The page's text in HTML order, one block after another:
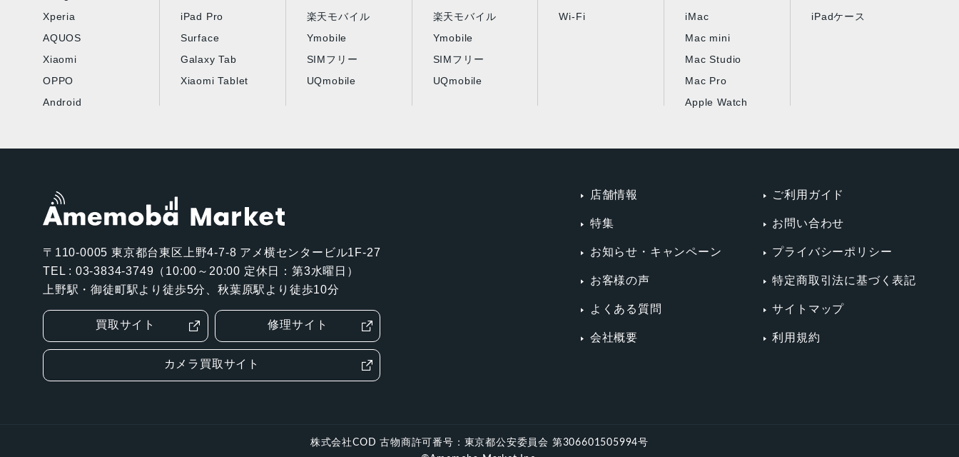
Xperia
AQUOS
Xiaomi
OPPO
Android
iPad Pro
Surface
Galaxy Tab
Xiaomi Tablet
楽天モバイル
Ymobile
SIMフリー
UQmobile
楽天モバイル
Ymobile
SIMフリー
UQmobile
Wi-Fi
iMac
Mac mini
Mac Studio
Mac Pro
Apple Watch
iPadケース
〒110-0005 東京都台東区上野4-7-8 アメ横センタービル1F-27
TEL : 03-3834-3749（10:00～20:00 定休日：第3水曜日）
上野駅・御徒町駅より徒歩5分、秋葉原駅より徒歩10分
買取サイト 修理サイト
カメラ買取サイト
店舗情報
特集
お知らせ・キャンペーン
お客様の声
よくある質問
会社概要
ご利用ガイド
お問い合わせ
プライバシーポリシー
特定商取引法に基づく表記
サイトマップ
利用規約
株式会社COD 古物商許可番号：東京都公安委員会 第306601505994号